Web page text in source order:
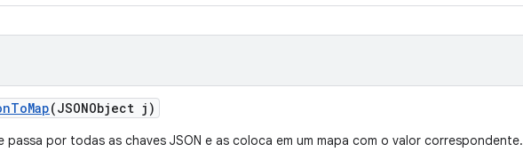
ToMap(JSONObject j)
passa por todas as chaves JSON e as coloca em um mapa com o valor correspondente.